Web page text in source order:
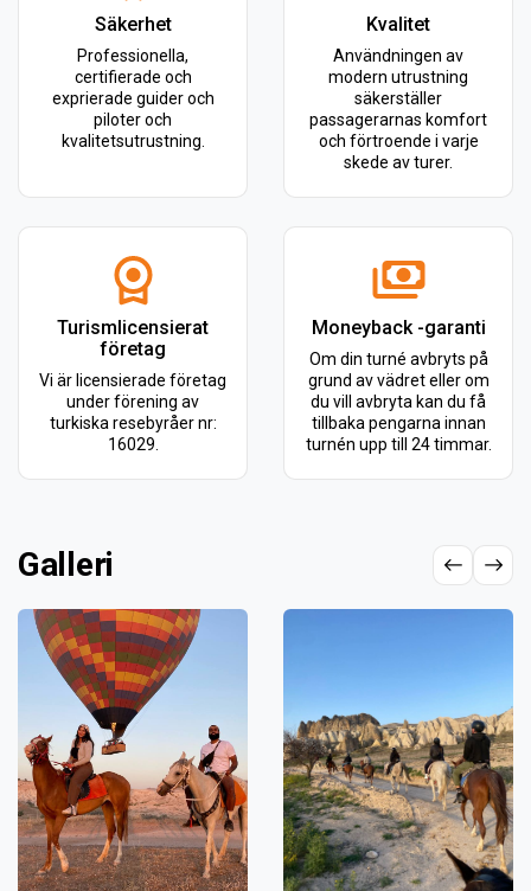
Säkerhet
Professionella,
certifierade och
exprierade guider och
piloter och
kvalitetsutrustning.
Kvalitet
Användningen av
modern utrustning
säkerställer
passagerarnas komfort
och förtroende i varje
skede av turer.
Turismlicensierat
företag
Vi är licensierade företag
under förening av
turkiska resebyråer nr:
16029.
Moneyback -garanti
Om din turné avbryts på
grund av vädret eller om
du vill avbryta kan du få
tillbaka pengarna innan
turnén upp till 24 timmar.
Galleri